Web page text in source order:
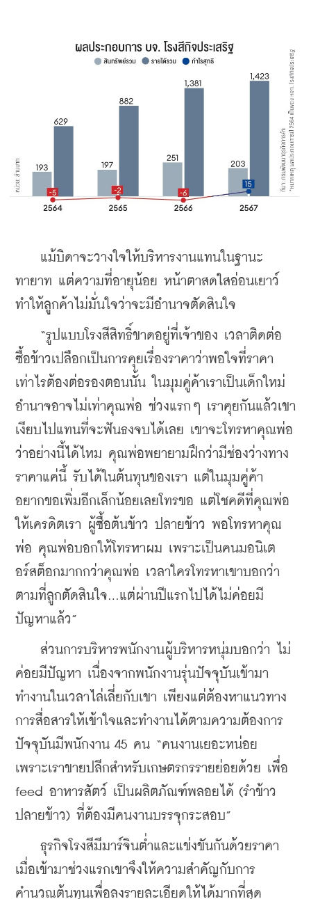
แม้บิดาจะวางใจให้บริหารงานแทนในฐานะ
ทายาท แต่ความที่อายุน้อย หน้าตาสดใสอ่อนเยาว์
ทำให้ลูกค้าไม่มั่นใจว่าจะมีอำนาจตัดสินใจ
“รูปแบบโรงสีสิทธิ์ขาดอยู่ที่เจ้าของ เวลาติดต่อ
ซื้อข้าวเปลือกเป็นการคุยเรื่องราคาว่าพอใจที่ราคา
เท่าไรต้องต่อรองตอนนั้น ในมุมคู่ค้าเราเป็นเด็กใหม่
อำนาจอาจไม่เท่าคุณพ่อ ช่วงแรกๆ เราคุยกันแล้วเขา
เงียบไปแทนที่จะฟันธงจบได้เลย เขาจะโทรหาคุณพ่อ
ว่าอย่างนี้ได้ไหม คุณพ่อพยายามฝึกว่ามีช่องว่างทาง
ราคาแค่นี้ รับได้ในต้นทุนของเรา แต่ในมุมคู่ค้า
อยากขอเพิ่มอีกเล็กน้อยเลยโทรขอ แต่โชคดีที่คุณพ่อ
ให้เครดิตเรา ผู้ซื้อต้นข้าว ปลายข้าว พอโทรหาคุณ
พ่อ คุณพ่อบอกให้โทรหาผม เพราะเป็นคนมอนิเต
อร์สต็อกมากกว่าคุณพ่อ เวลาใครโทรหาเขาบอกว่า
ตามที่ลูกตัดสินใจ...แต่ผ่านปีแรกไปได้ไม่ค่อยมี
ปัญหาแล้ว”
ส่วนการบริหารพนักงานผู้บริหารหนุ่มบอกว่า ไม่
ค่อยมีปัญหา เนื่องจากพนักงานรุ่นปัจจุบันเข้ามา
ทำงานในเวลาไล่เลี่ยกับเขา เพียงแต่ต้องหาแนวทาง
การสื่อสารให้เข้าใจและทำงานได้ตามความต้องการ
ปัจจุบันมีพนักงาน 45 คน “คนงานเยอะหน่อย
เพราะเราขายปลีกสำหรับเกษตรกรรายย่อยด้วย เพื่อ
feed อาหารสัตว์ เป็นผลิตภัณฑ์พลอยได้ (รำข้าว
ปลายข้าว) ที่ต้องมีคนงานบรรจุกระสอบ”
ธุรกิจโรงสีมีมาร์จินต่ำและแข่งขันกันด้วยราคา
เมื่อเข้ามาช่วงแรกเขาจึงให้ความสำคัญกับการ
คำนวณต้นทุนเพื่อลงรายละเอียดให้ได้มากที่สุด